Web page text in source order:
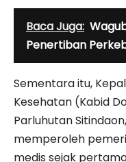
Baca Juga:
Penertiban
Sementara itu,
Kesehatan (Kabid
Parluhutan
memperoleh
medis sejak